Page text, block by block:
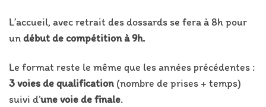
L’accueil, avec retrait des dossards se fera à 8h pour
undébut de compétition à 9h.
Le format reste le même que les années précédentes :
3 voies de qualification (nombre de prises + temps)
suivi d’une voie de finale.